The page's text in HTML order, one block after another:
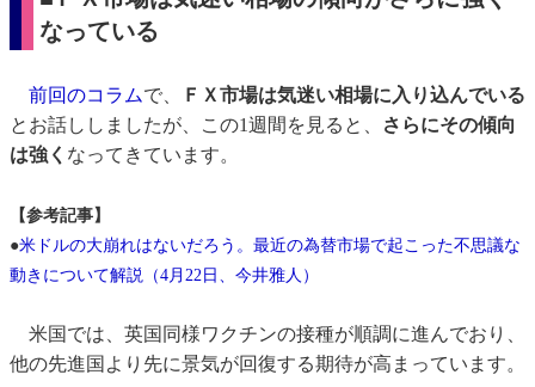
なっている
前回のコラムで、
ＦＸ市場は気迷い相場に入り込んでいる
とお話ししましたが、この1週間を見ると、
さらにその傾向
は強く なってきています。
【参考記事】
●米ドルの大崩れはないだろう。最近の為替市場で起こった不思議な
動きについて解説（4月22日、今井雅人）
米国では、英国同様ワクチンの接種が順調に進んでおり、
他の先進国より先に景気が回復する期待が高まっています。